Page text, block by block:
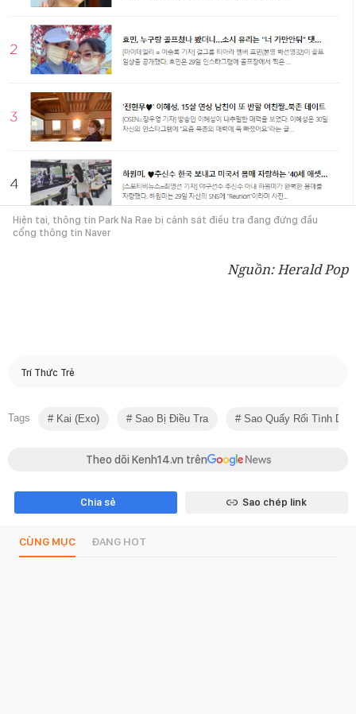
Hiện tại, thông tin Park Na Rae bị cảnh sát điều tra đang đứng đầu
cổng thông tin Naver
Nguồn: Herald Pop
Trí Thức Trẻ
Tags Kai (exo) Sao Bị Điều Tra Sao Quấy Rối Tình Dục
Theo dõi Kenh14.vn trên
Chia sẻ Sao chép link
CÙNG MỤC ĐANG HOT